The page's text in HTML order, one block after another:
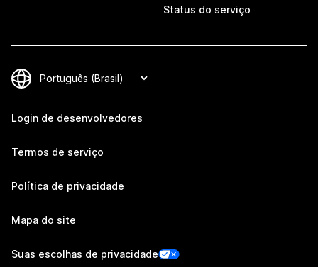
Status do serviço
Login de desenvolvedores
Termos de serviço
Política de privacidade
Mapa do site
Suas escolhas de privacidade